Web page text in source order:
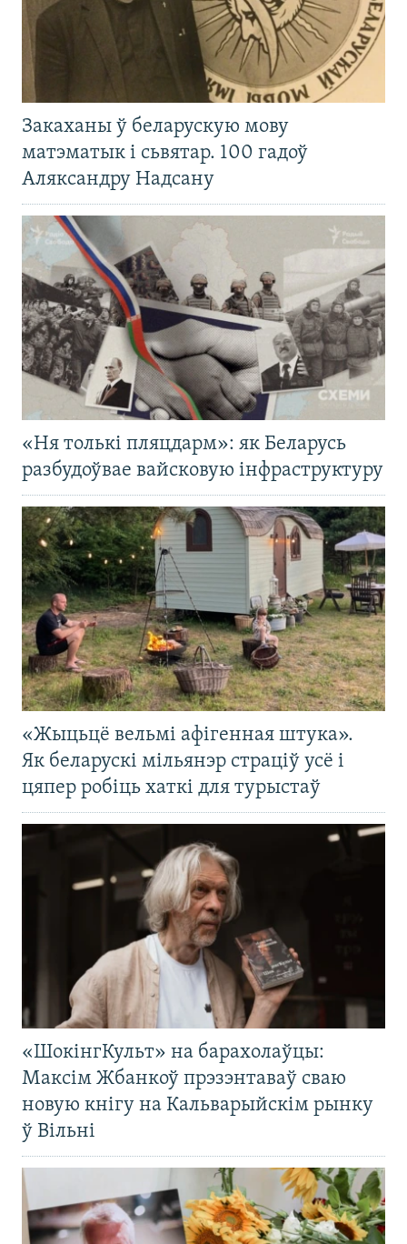
Закаханы ў беларускую мову
матэматык і сьвятар. 100 гадоў
Аляксандру Надсану
«Ня толькі пляцдарм»: як Беларусь
разбудоўвае вайсковую інфраструктуру
«Жыцьцё вельмі афігенная штука».
Як беларускі мільянэр страціў усё і
цяпер робіць хаткі для турыстаў
«ШокінгКульт» на барахолаўцы:
Максім Жбанкоў прэзэнтаваў сваю
новую кнігу на Кальварыйскім рынку
ў Вільні